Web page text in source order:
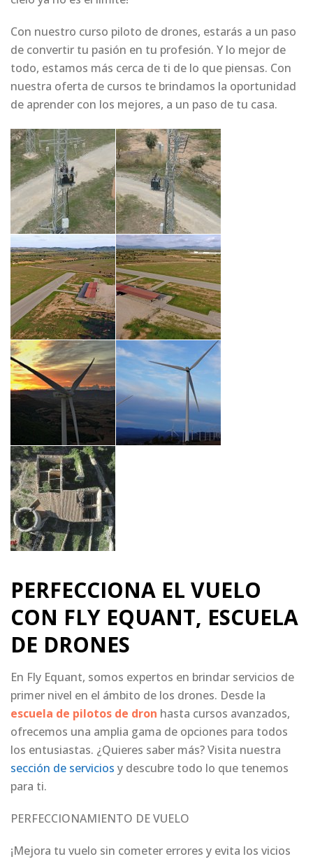
Con nuestro curso piloto de drones, estarás a un paso
de convertir tu pasión en tu profesión. Y lo mejor de
todo, estamos más cerca de ti de lo que piensas. Con
nuestra oferta de cursos te brindamos la oportunidad
de aprender con los mejores, a un paso de tu casa.
PERFECCIONA EL VUELO
CON FLY EQUANT, ESCUELA
DE DRONES
En Fly Equant, somos expertos en brindar servicios de
primer nivel en el ámbito de los drones. Desde la
escuela de pilotos de dron hasta cursos avanzados,
ofrecemos una amplia gama de opciones para todos
los entusiastas. ¿Quieres saber más? Visita nuestra
sección de servicios y descubre todo lo que tenemos
para ti.
PERFECCIONAMIENTO DE VUELO
¡Mejora tu vuelo sin cometer errores y evita los vicios